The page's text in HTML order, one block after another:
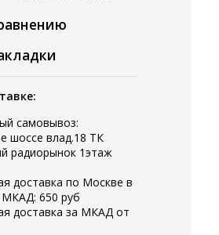
самовывоз:
шоссе влад.18 ТК
радиорынок 1этаж
доставка по Москве в
МКАД: 650 руб
доставка за МКАД от